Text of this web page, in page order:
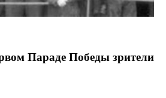
Параде Победы зрители